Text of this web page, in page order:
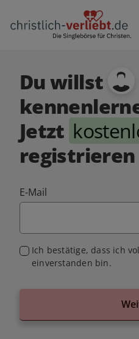
Du willst
Jetzt
registrieren
E-Mail
Ich bestätige, dass ich
einverstanden bin.